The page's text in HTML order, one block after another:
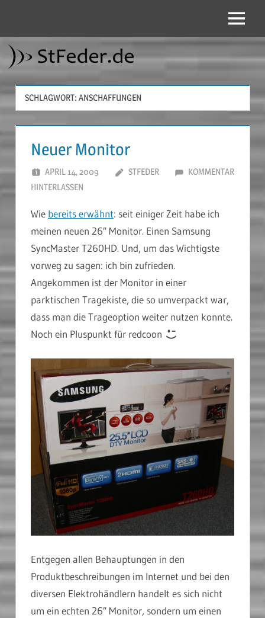
springen
Menü
SCHLAGWORT: ANSCHAFFUNGEN
Neuer Monitor
APRIL 14, 2009 STFEDER
KOMMENTAR
HINTERLASSEN
Wie bereits erwähnt: seit einiger Zeit habe ich
meinen neuen 26″ Monitor. Einen Samsung
SyncMaster T260HD. Und, um das Wichtigste
vorweg zu sagen: ich bin zufrieden.
Angekommen ist der Monitor in einer
parktischen Tragekiste, die so umverpackt war,
dass man die Trageoption weiter nutzen konnte.
Noch ein Pluspunkt für redcoon
Entgegen allen Behauptungen in den
Produktbeschreibungen im Internet und bei den
diversen Elektrohändlern handelt es sich nicht
um ein echten 26″ Monitor, sondern um einen